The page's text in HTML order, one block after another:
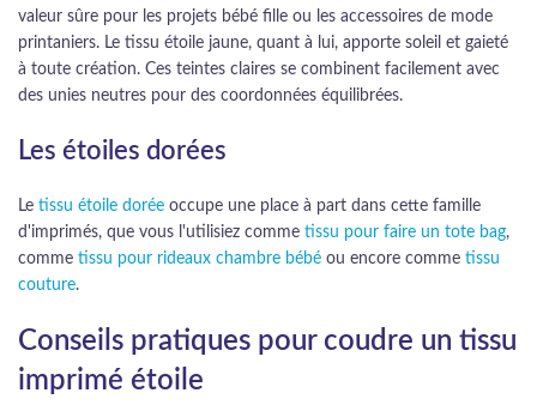
valeur sûre pour les projets bébé fille ou les accessoires de mode
printaniers. Le tissu étoile jaune, quant à lui, apporte soleil et gaieté
à toute création. Ces teintes claires se combinent facilement avec
des unies neutres pour des coordonnées équilibrées.
Les étoiles dorées
Le tissu étoile dorée occupe une place à part dans cette famille
d'imprimés, que vous l'utilisiez comme tissu pour faire un tote bag,
comme tissu pour rideaux chambre bébé ou encore comme tissu
couture.
Conseils pratiques pour coudre un tissu
imprimé étoile